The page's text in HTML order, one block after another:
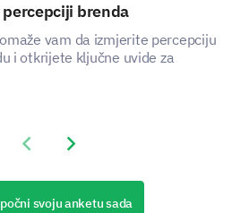
Yes Uncertain
brenda
vam da izmjerite percepciju
i otkrijete ključne uvide za
Previous slide
Next slide
svoju anketu sada